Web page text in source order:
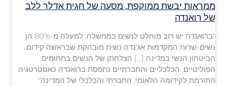
ממראות יבשת ממוקפת, מסעה של חגית אדלר ללב
של רואנדה
"ברואנדה יש רוב מוחלט לנשים בממשלה, למעלה מ-80% הן
נשים-שרות המקדמות אג'נדה נשית מובהקת שבראשה קידום
הביטחון הנשי במדינה […] הצלחתן של הנשים בתחומים
הפוליטיים, הכלכליים והחברתיים נתפסת ברואנדה כאסטרטגיה
התורמת לקידומה הלאומי, החברתי והכלכלי של המדינה"